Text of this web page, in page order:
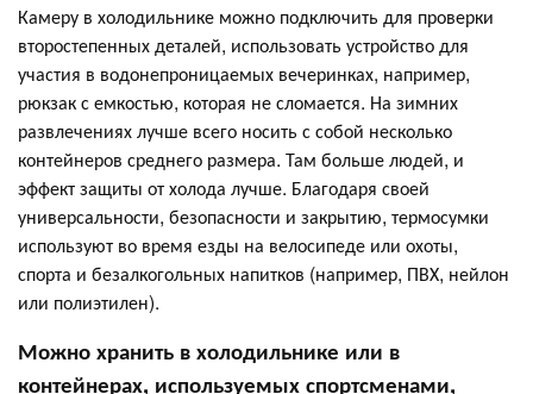
Камеру в холодильнике можно подключить для проверки
второстепенных деталей, использовать устройство для
участия в водонепроницаемых вечеринках, например,
рюкзак с емкостью, которая не сломается. На зимних
развлечениях лучше всего носить с собой несколько
контейнеров среднего размера. Там больше людей, и
эффект защиты от холода лучше. Благодаря своей
универсальности, безопасности и закрытию, термосумки
используют во время езды на велосипеде или охоты,
спорта и безалкогольных напитков (например, ПВХ, нейлон
или полиэтилен).
Можно хранить в холодильнике или в
контейнерах, используемых спортсменами,